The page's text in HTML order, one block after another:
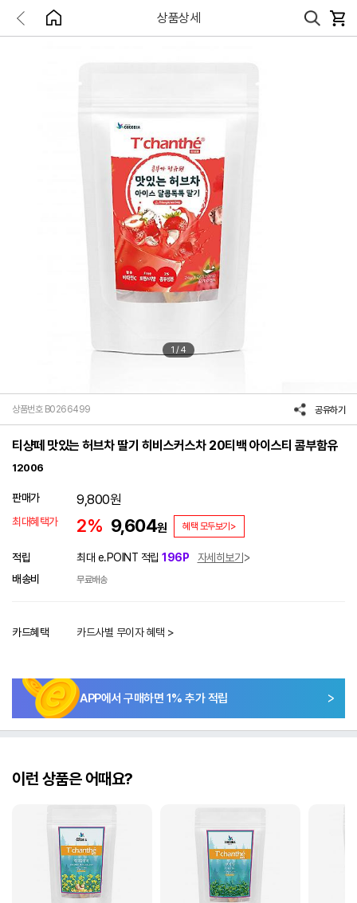
상품상세
1 /4
상품번호 B0266499 공유하기
티샹떼 맛있는 허브차 딸기 히비스커스차 20티백 아이스티 콤부함유
12006
판매가 9,800원
최대혜택가 2% 9,604원 혜택 모두보기>
적립 최대 e.POINT 적립 196P
자세히보기
배송비
무료배송
카드혜택 카드사별 무이자 혜택 >
APP에서 구매하면 1% 추가 적립
이런 상품은 어때요?